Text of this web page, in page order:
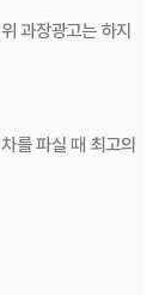
과장광고는 하지
를 파실 때 최고의